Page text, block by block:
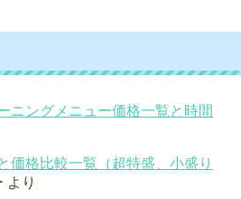
ニングメニュー価格一覧と時間
価格比較一覧（超特盛、小盛り
より